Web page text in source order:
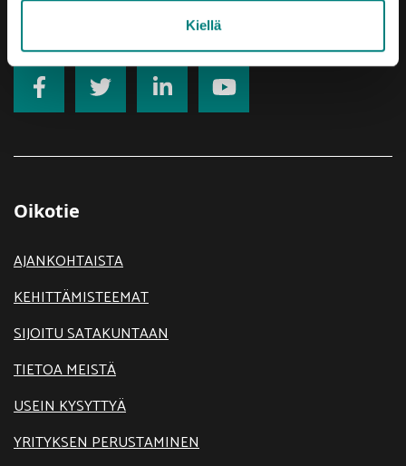
Kiellä
Oikotie
AJANKOHTAISTA
KEHITTÄMISTEEMAT
SIJOITU SATAKUNTAAN
TIETOA MEISTÄ
USEIN KYSYTTYÄ
YRITYKSEN PERUSTAMINEN